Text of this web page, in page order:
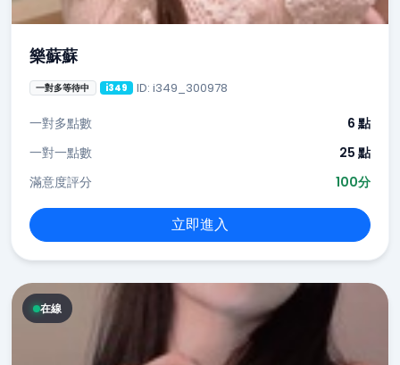
樂蘇蘇
一對多等待中 i349 ID: i349_300978
一對多點數
6 點
一對一點數
25 點
滿意度評分
100分
立即進入
在線